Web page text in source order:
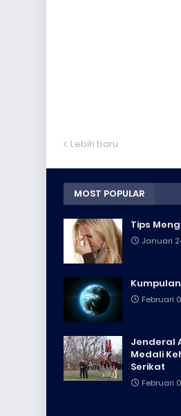
Lebih baru
MOST POPULAR
Tips
Januari
Februari
Jenderal
Medali
Serikat
Februari